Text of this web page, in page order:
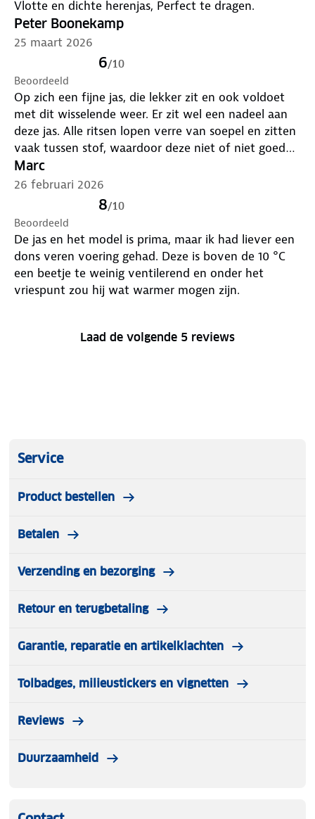
Vlotte en dichte herenjas, Perfect te dragen.
Peter Boonekamp
25 maart 2026
6/10
Beoordeeld
Op zich een fijne jas, die lekker zit en ook voldoet
met dit wisselende weer. Er zit wel een nadeel aan
deze jas. Alle ritsen lopen verre van soepel en zitten
vaak tussen stof, waardoor deze niet of niet goed
loopt. Dat is wel erg jammer.
Marc
26 februari 2026
8/10
Beoordeeld
De jas en het model is prima, maar ik had liever een
dons veren voering gehad. Deze is boven de 10 °C
een beetje te weinig ventilerend en onder het
vriespunt zou hij wat warmer mogen zijn.
Laad de volgende 5 reviews
Service
Product bestellen
Betalen
Verzending en bezorging
Retour en terugbetaling
Garantie, reparatie en artikelklachten
Tolbadges, milieustickers en vignetten
Reviews
Duurzaamheid